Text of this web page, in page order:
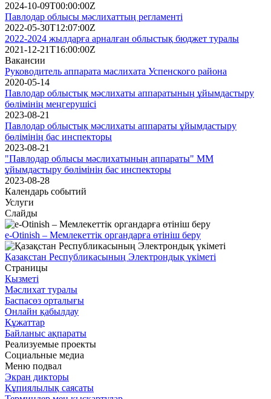
2024-10-09T00:00:00Z
Павлодар облысы мәслихаттың регламенті
2022-05-30T12:07:00Z
2022-2024 жылдарға арналған облыстық бюджет туралы
2021-12-21T16:00:00Z
Вакансии
Руководитель аппарата маслихата Успенского района
2020-05-14
Павлодар облыстық мәслихаты аппаратының ұйымдастыру
бөлімінің меңгерушісі
2023-08-21
Павлодар облыстық мәслихаты аппараты ұйымдастыру
бөлімінің бас инспекторы
2023-08-21
"Павлодар облысы мәслихатының аппараты" ММ
ұйымдастыру бөлімінің бас инспекторы
2023-08-28
Календарь событий
Услуги
Слайды
e-Otinish – Мемлекеттік органдарға өтініш беру
Қазақстан Республикасының Электрондық үкіметі
Страницы
Қызметі
Мәслихат туралы
Баспасөз орталығы
Онлайн қабылдау
Құжаттар
Байланыс ақпараты
Реализуемые проекты
Социальные медиа
Меню подвал
Экран дикторы
Құпиялылық саясаты